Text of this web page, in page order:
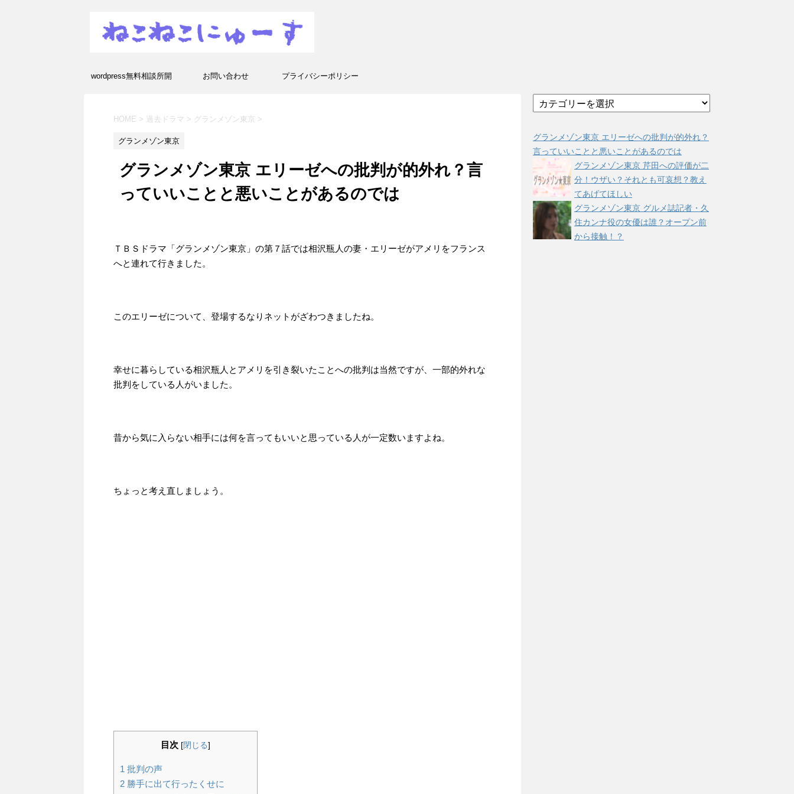
wordpress無料相談所開
ます！
お問い合わせ プライバシーポリシー
HOME > 過去ドラマ > グランメゾン東京 >
グランメゾン東京
グランメゾン東京 エリーゼへの批判が的外れ？言
っていいことと悪いことがあるのでは
ＴＢＳドラマ「グランメゾン東京」の第７話では相沢瓶人の妻・エリーゼがアメリをフランス
へと連れて行きました。
このエリーゼについて、登場するなりネットがざわつきましたね。
幸せに暮らしている相沢瓶人とアメリを引き裂いたことへの批判は当然ですが、一部的外れな
批判をしている人がいました。
昔から気に入らない相手には何を言ってもいいと思っている人が一定数いますよね。
ちょっと考え直しましょう。
目次 [閉じる]
1 批判の声
2 勝手に出て行ったくせに
テ
リ
ー
グランメゾン東京 エリーゼへの批判が的外れ？
言っていいことと悪いことがあるのでは
グランメゾン東京 芹田への評価が二
分！ウザい？それとも可哀想？教え
てあげてほしい
グランメゾン東京 グルメ誌記者・久
住カンナ役の女優は誰？オープン前
から接触！？